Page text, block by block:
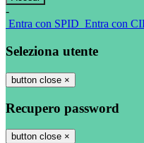
-
Entra con SPID Entra con
Seleziona utente
button close ×
Recupero password
button close ×